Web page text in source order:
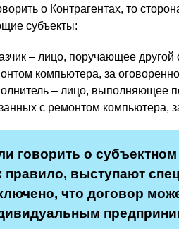
о Контрагентах, то
субъекты:
– лицо, поручающее
компьютера, за
– лицо, выполняющее
с ремонтом компьютера,
говорить о
правило, выступают
что договор